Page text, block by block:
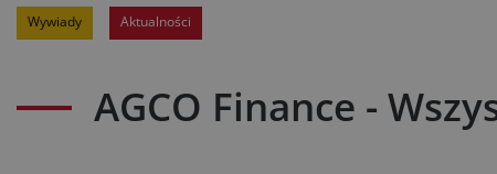
Wywiady Aktualności
AGCO Finance -